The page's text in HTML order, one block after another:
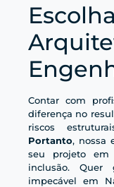
Contar com
diferença no
riscos
Portanto, nossa
seu projeto em
inclusão.
impecável em